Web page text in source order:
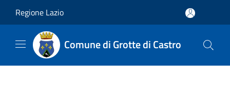
Regione Lazio
Comune di Grotte di Castro